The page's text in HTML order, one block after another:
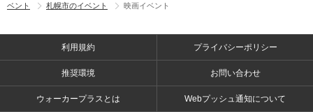
ベント
札幌市のイベント 映画イベント
利用規約 プライバシーポリシー
推奨環境 お問い合わせ
ウォーカープラスとは Webプッシュ通知について